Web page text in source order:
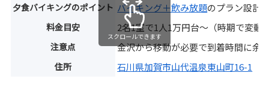
夕食バイキングのポイント バイキング＋飲み放題のプラン設計
料金目安 2名1室で1人1万円台〜（時期で変動
注意点 金沢から移動が必要で到着時間に余
住所 石川県加賀市山代温泉東山町16-1
スクロールできます